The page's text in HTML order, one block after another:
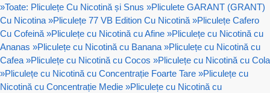
»Toate: Pliculețe Cu Nicotină și Snus »Pliculete GARANT (GRANT)
Cu Nicotina »Pliculețe 77 VB Edition Cu Nicotină »Pliculețe Cafero
Cu Cofeină »Pliculețe cu Nicotină cu Afine »Pliculețe cu Nicotină cu
Ananas »Pliculețe cu Nicotină cu Banana »Pliculețe cu Nicotină cu
Cafea »Pliculețe cu Nicotină cu Cocos »Pliculețe cu Nicotină cu Cola
»Pliculețe cu Nicotină cu Concentrație Foarte Tare »Pliculețe cu
Nicotină cu Concentrație Medie »Pliculețe cu Nicotină cu